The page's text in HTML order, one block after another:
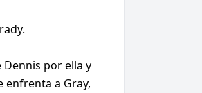
por ella y
enfrenta a Gray,